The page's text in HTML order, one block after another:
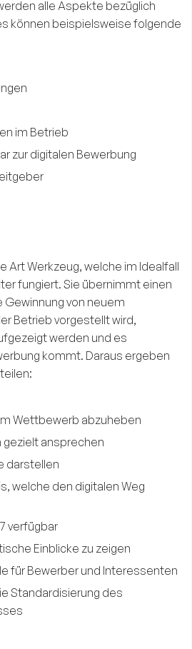
alle Aspekte bezüglich
können beispielsweise folgende
im Betrieb
zur digitalen Bewerbung
Art Werkzeug, welche im Idealfall
fungiert. Sie übernimmt einen
von neuem
Betrieb vorgestellt wird,
werden und es
kommt. Daraus ergeben
Wettbewerb abzuheben
ansprechen
darstellen
welche den digitalen Weg
verfügbar
Einblicke zu zeigen
für Bewerber und Interessenten
Standardisierung des